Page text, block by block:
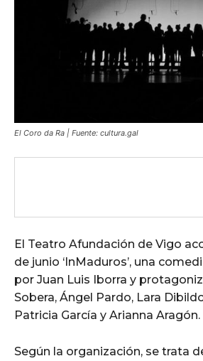
El Coro da Ra | Fuente: cultura.gal
El Teatro Afundación de Vigo
de junio ‘InMaduros’, una
por Juan Luis Iborra y
Sobera, Ángel Pardo, Lara
Patricia García y Arianna Aragón.
Según la organización, se trata